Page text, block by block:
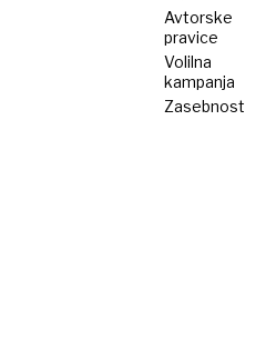
Avtorske
pravice
Volilna
kampanja
Zasebnost